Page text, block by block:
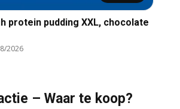
protein pudding XXL, chocolate
2026
– Waar te koop?